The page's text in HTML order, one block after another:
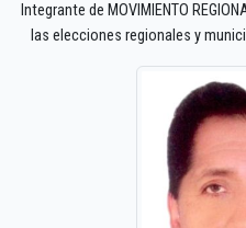
Integrante de MOVIMIENTO
las elecciones regionales y